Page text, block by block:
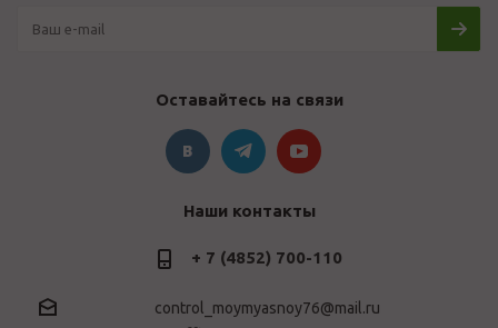
Оставайтесь на связи
Наши контакты
+ 7 (4852) 700-110
control_moymyasnoy76@mail.ru